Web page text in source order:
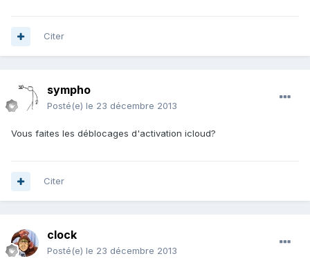
Citer
sympho
Posté(e) le 23 décembre 2013
Vous faites les déblocages d'activation icloud?
Citer
clock
Posté(e) le 23 décembre 2013